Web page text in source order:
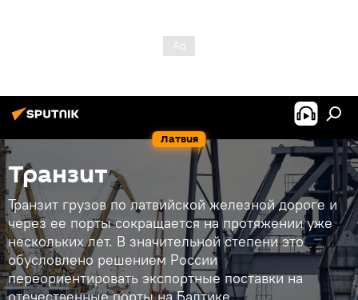
Латвия
Транзит
Транзит грузов по латвийской железной дороге и
через ее порты сокращается на протяжении уже
нескольких лет. В значительной степени это
обусловлено решением России
переориентировать экспортные поставки на